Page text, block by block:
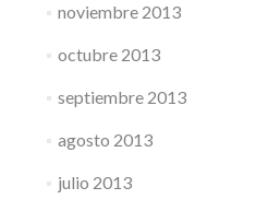
noviembre 2013
octubre 2013
septiembre 2013
agosto 2013
julio 2013